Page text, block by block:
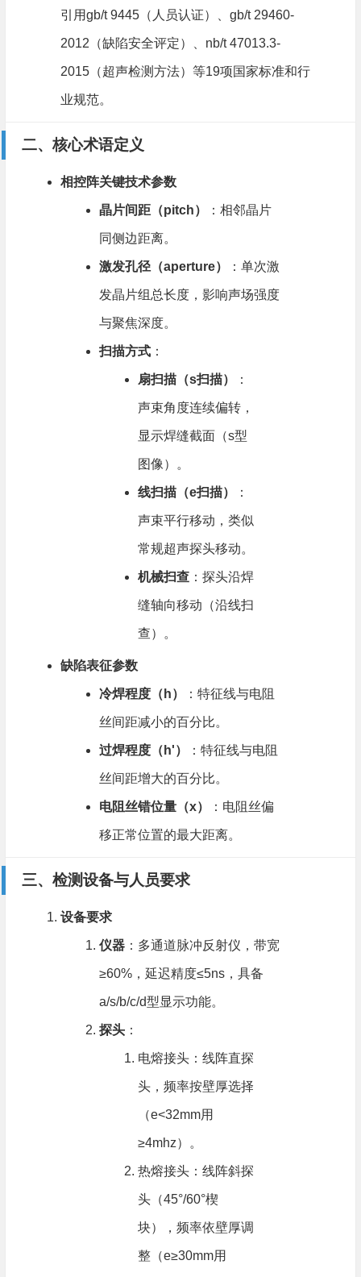
引用gb/t 9445（人员认证）、gb/t 29460-
2012（缺陷安全评定）、nb/t 47013.3-
2015（超声检测方法）等19项国家标准和行
业规范。
二、核心术语定义
相控阵关键技术参数
晶片间距（pitch）​ ​：相邻晶片
同侧边距离。
激发孔径（aperture）​ ​：单次激
发晶片组总长度，影响声场强度
与聚焦深度。
扫描方式​：
扇扫描（s扫描）​ ​：
声束角度连续偏转，
显示焊缝截面（s型
图像）。
线扫描（e扫描）​ ​：
声束平行移动，类似
常规超声探头移动。
机械扫查​：探头沿焊
缝轴向移动（沿线扫
查）。
缺陷表征参数
冷焊程度（h）​ ​：特征线与电阻
丝间距减小的百分比。
过焊程度（h'）​ ​：特征线与电阻
丝间距增大的百分比。
电阻丝错位量（x）​ ​：电阻丝偏
移正常位置的最大距离。
三、检测设备与人员要求
设备要求
仪器​：多通道脉冲反射仪，带宽
≥60%，延迟精度≤5ns，具备
a/s/b/c/d型显示功能。
探头​：
电熔接头：线阵直探
头，频率按壁厚选择
（e<32mm用
≥4mhz）。
热熔接头：线阵斜探
头（45°/60°楔
块），频率依壁厚调
整（e≥30mm用